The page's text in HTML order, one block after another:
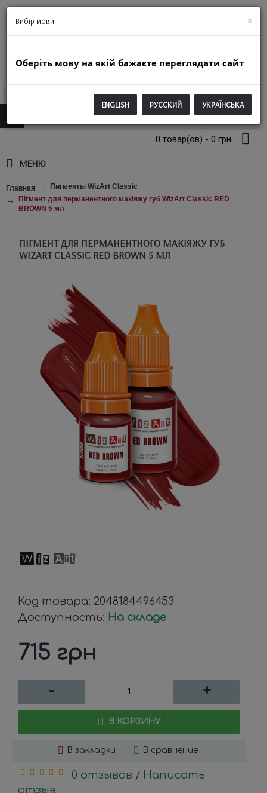
0 товар(ов) - 0 грн
МЕНЮ
Главная
Пигменты WizArt Classic
Пігмент для перманентного макіяжу губ WizArt Classic RED
BROWN 5 мл
ПІГМЕНТ ДЛЯ ПЕРМАНЕНТНОГО МАКІЯЖУ ГУБ
WIZART CLASSIC RED BROWN 5 МЛ
Код товара: 2048184496453
Доступность: На складе
715 грн
- +
В КОРЗИНУ
В закладки В сравнение
0 отзывов / Написать
отзыв
Вибір мови ×
Оберіть мову на якій бажаєте переглядати сайт
ENGLISH РУССКИЙ УКРАЇНСЬКА